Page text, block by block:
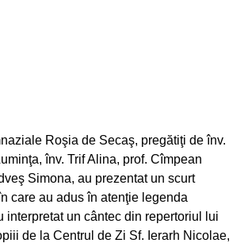
Roşia de Secaş, pregătiţi de înv.
înv. Trif Alina, prof. Cîmpean
Simona, au prezentat un scurt
care au adus în atenţie legenda
interpretat un cântec din repertoriul lui
de la Centrul de Zi Sf. Ierarh Nicolae,